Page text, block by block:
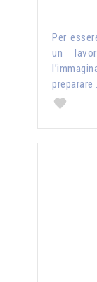
Per
un
preparare